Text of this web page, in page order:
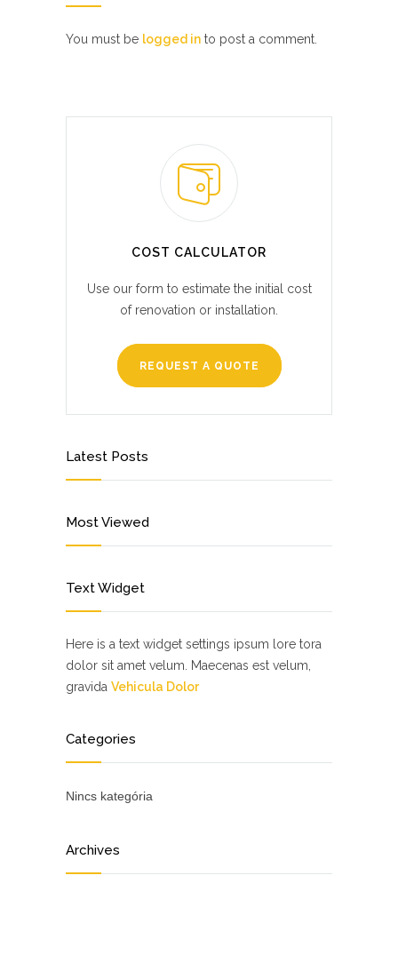
You must be logged in to post a comment.
COST CALCULATOR
Use our form to estimate the initial cost
of renovation or installation.
REQUEST A QUOTE
Latest Posts
Most Viewed
Text Widget
Here is a text widget settings ipsum lore tora
dolor sit amet velum. Maecenas est velum,
gravida Vehicula Dolor
Categories
Nincs kategória
Archives